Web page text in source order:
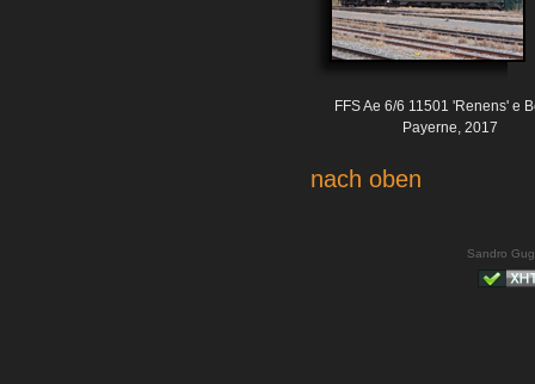
FFS Ae 6/6 11501 'Renens' e
Payerne, 2017
nach oben
Sandro